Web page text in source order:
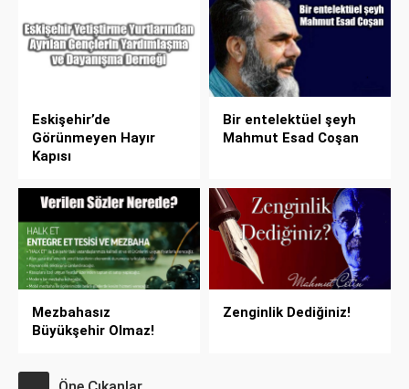
Eskişehir’de
Görünmeyen Hayır
Kapısı
Bir entelektüel şeyh
Mahmut Esad Coşan
Mezbahasız
Büyükşehir Olmaz!
Zenginlik Dediğiniz!